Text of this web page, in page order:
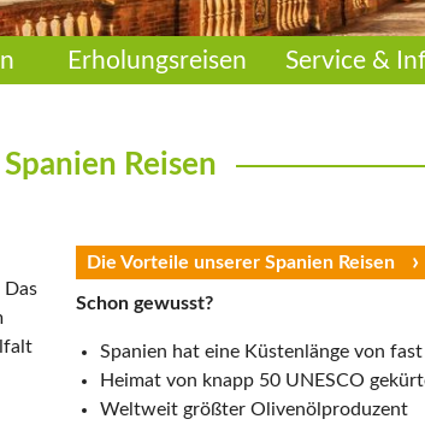
Erholungsreisen Service &
Reisen
Das
Die Vorteile unserer Spanien Reisen
Schon gewusst?
Spanien hat eine Küstenlänge von
Heimat von knapp 50 UNESCO
Weltweit größter Olivenölproduzent